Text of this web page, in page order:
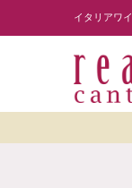
Skip to Main Content
商品
イタリアワ